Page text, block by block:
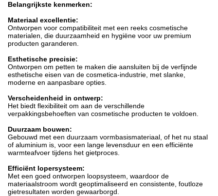
Belangrijkste kenmerken:
Materiaal excellentie:
Ontworpen voor compatibiliteit met een reeks cosmetische
materialen, die duurzaamheid en hygiëne voor uw premium
producten garanderen.
Esthetische precisie:
Ontworpen om petten te maken die aansluiten bij de verfijnde
esthetische eisen van de cosmetica-industrie, met slanke,
moderne en aanpasbare opties.
Verscheidenheid in ontwerp:
Het biedt flexibiliteit om aan de verschillende
verpakkingsbehoeften van cosmetische producten te voldoen.
Duurzaam bouwen:
Gebouwd met een duurzaam vormbasismateriaal, of het nu staal
of aluminium is, voor een lange levensduur en een efficiënte
warmteafvoer tijdens het gietproces.
Efficiënt lopersysteem:
Met een goed ontworpen loopsysteem, waardoor de
materiaalstroom wordt geoptimaliseerd en consistente, foutloze
gietresultaten worden gewaarborgd.